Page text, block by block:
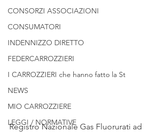
CONSORZI ASSOCIAZIONI
CONSUMATORI
INDENNIZZO DIRETTO
FEDERCARROZZIERI
I CARROZZIERI che hanno fatto la St
NEWS
MIO CARROZZIERE
LEGGI / NORMATIVE
Registro Nazionale Gas Fluorurati ad